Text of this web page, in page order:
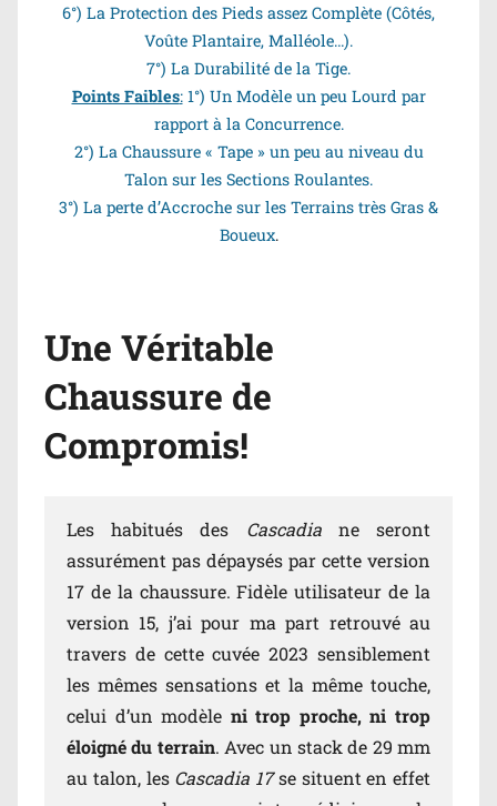
6°) La Protection des Pieds assez Complète (Côtés,
Voûte Plantaire, Malléole…).
7°) La Durabilité de la Tige.
Points Faibles:1°) Un Modèle un peu Lourd par
rapport à la Concurrence.
2°) La Chaussure « Tape » un peu au niveau du
Talon sur les Sections Roulantes.
3°) La perte d’Accroche sur les Terrains très Gras &
Boueux.
Une Véritable
Chaussure de
Compromis!
Les habitués des Cascadia ne seront
assurément pas dépaysés par cette version
17 de la chaussure. Fidèle utilisateur de la
version 15, j’ai pour ma part retrouvé au
travers de cette cuvée 2023 sensiblement
les mêmes sensations et la même touche,
celui d’un modèle ni trop proche, ni trop
éloigné du terrain. Avec un stack de 29 mm
au talon, les Cascadia 17se situent en effet